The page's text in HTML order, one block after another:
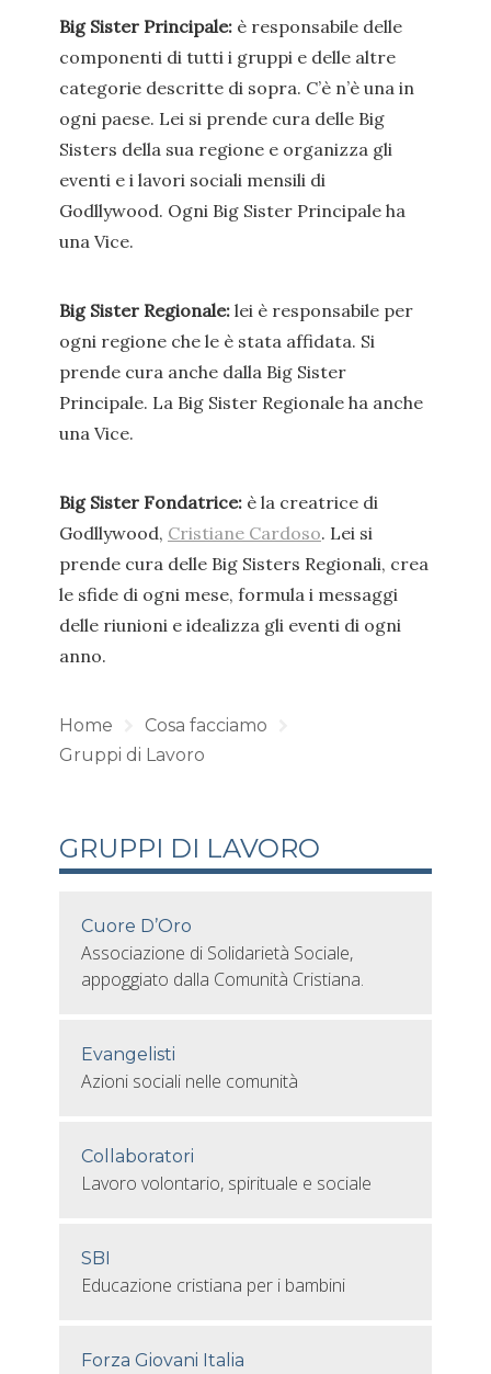
Big Sister Principale: è responsabile delle
componenti di tutti i gruppi e delle altre
categorie descritte di sopra. C’è n’è una in
ogni paese. Lei si prende cura delle Big
Sisters della sua regione e organizza gli
eventi e i lavori sociali mensili di
Godllywood. Ogni Big Sister Principale ha
una Vice.
Big Sister Regionale: lei è responsabile per
ogni regione che le è stata affidata. Si
prende cura anche dalla Big Sister
Principale. La Big Sister Regionale ha anche
una Vice.
Big Sister Fondatrice: è la creatrice di
Godllywood, Cristiane Cardoso. Lei si
prende cura delle Big Sisters Regionali, crea
le sfide di ogni mese, formula i messaggi
delle riunioni e idealizza gli eventi di ogni
anno.
Home
Cosa facciamo
Gruppi di Lavoro
GRUPPI DI LAVORO
Cuore D’Oro
Associazione di Solidarietà Sociale,
appoggiato dalla Comunità Cristiana.
Evangelisti
Azioni sociali nelle comunità
Collaboratori
Lavoro volontario, spirituale e sociale
SBI
Educazione cristiana per i bambini
Forza Giovani Italia